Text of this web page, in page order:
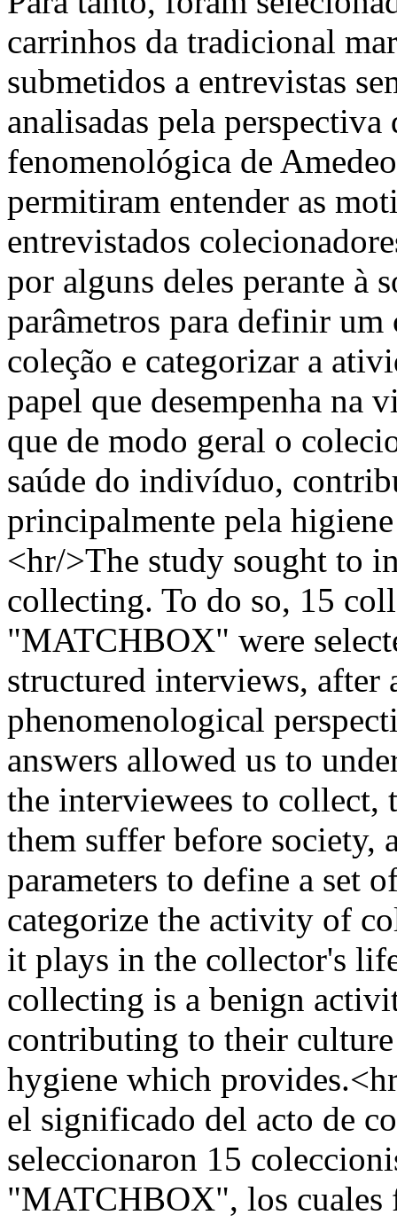
carrinhos da tradicional
submetidos a entrevistas
analisadas pela
fenomenológica de
permitiram entender as
entrevistados
por alguns deles perante à
parâmetros para definir
coleção e categorizar a
papel que desempenha na
que de modo geral o
saúde do indivíduo,
principalmente pela
<hr/>The study sought to
collecting. To do so, 15
"MATCHBOX" were
structured interviews, after
phenomenological
answers allowed us to
the interviewees to collect,
them suffer before society,
parameters to define a set
categorize the activity of
it plays in the collector's
collecting is a benign
contributing to their
hygiene which
el significado del acto de
seleccionaron 15
"MATCHBOX", los cuales